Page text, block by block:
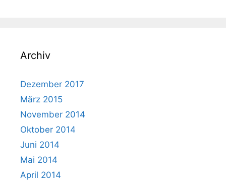
Archiv
Dezember 2017
März 2015
November 2014
Oktober 2014
Juni 2014
Mai 2014
April 2014